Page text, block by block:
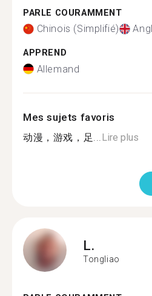
PARLE COURAMMENT
Chinois (Simplifié)
APPREND
Allemand
Mes sujets favoris
动漫，游戏，足... Lire plus
L.
Tongliao